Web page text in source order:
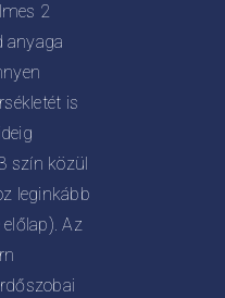
2
anyaga
is
szín közül
leginkább
Az